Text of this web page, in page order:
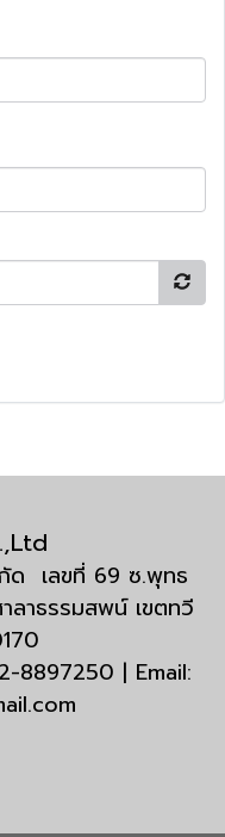
ด เลขที่ 69 ซ.พุทธ
าธรรมสพน์ เขตทวี
8897250 | Email: